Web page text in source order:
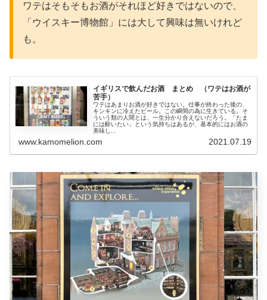
ワテはそもそもお酒がそれほど好きではないので、
「ウイスキー博物館」には大して興味は無いけれど
も。
イギリスで飲んだお酒 まとめ （ワテはお酒が
苦手）
ワテはあまりお酒が好きではない。仕事が終わった後の、
キンキンに冷えたビール。この瞬間の為に生きている。そ
ういう類の人間とは、一生分かり合えないだろう。「たま
には酔いたい」という気持ちはあるが、基本的にはお酒の
美味し...
www.kamomelion.com 2021.07.19